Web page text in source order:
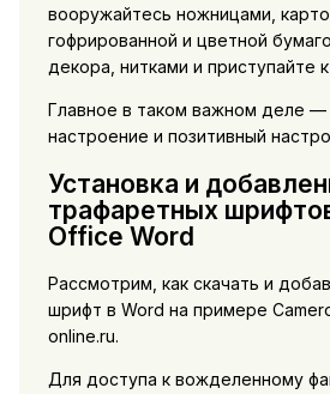
вооружайтесь ножницами,
гофрированной и цветной
декора, нитками и приступайте
Главное в таком важном деле
настроение и позитивный
Установка и
трафаретных
Office Word
Рассмотрим, как скачать и
шрифт в Word на примере
online.ru.
Для доступа к вожделенному